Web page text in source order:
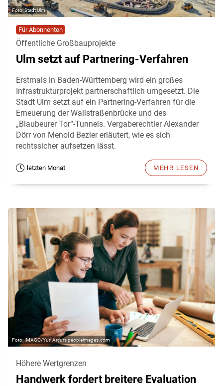
Stadt Ulm
Für Abonnenten
Öffentliche Großbauprojekte
Ulm setzt auf Partnering-Verfahren
Erstmals in Baden-Württemberg wird ein großes
Infrastrukturprojekt partnerschaftlich umgesetzt. Die
Stadt Ulm setzt auf ein Partnering-Verfahren für die
Erneuerung der Wallstraßenbrücke und des
„Blaubeurer Tor“-Tunnels. Vergaberechtler Alexander
Dörr von Menold Bezler erläutert, wie es sich
rechtssicher aufsetzen lässt.
letzten Monat MEHR LESEN
IMAGO/Yuri Arcurs peopleimages.com
Höhere Wertgrenzen
Handwerk fordert breitere Evaluation